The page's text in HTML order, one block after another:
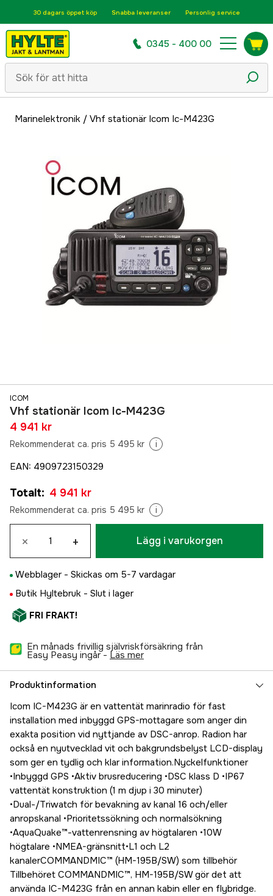
30 dagars öppet köp Snabba leveranser Personlig service
0345 - 400 00
Marinelektronik / Vhf stationär Icom Ic-M423G
ICOM
Vhf stationär Icom Ic-M423G
4 941 kr
Rekommenderat ca. pris 5 495 kr i
EAN: 4909723150329
Totalt: 4 941 kr
Rekommenderat ca. pris 5 495 kr i
× + Lägg i varukorgen
Webblager - Skickas om 5-7 vardagar
Butik Hyltebruk - Slut i lager
FRI FRAKT!
En månads frivillig självriskförsäkring från
Easy Peasy ingår - läs mer
Produktinformation
Icom IC-M423G är en vattentät marinradio för fast
installation med inbyggd GPS-mottagare som anger din
exakta position vid nyttjande av DSC-anrop. Radion har
också en nyutvecklad vit och bakgrundsbelyst LCD-display
som ger en tydlig och klar information.Nyckelfunktioner
•Inbyggd GPS •Aktiv brusreducering •DSC klass D •IP67
vattentät konstruktion (1 m djup i 30 minuter)
•Dual-/Triwatch för bevakning av kanal 16 och/eller
anropskanal •Prioritetssökning och normalsökning
•AquaQuake™-vattenrensning av högtalaren •10W
högtalare •NMEA-gränsnitt•L1 och L2
kanalerCOMMANDMIC™ (HM-195B/SW) som tillbehör
Tillbehöret COMMANDMIC™, HM-195B/SW gör det att
använda IC-M423G från en annan kabin eller en flybridge.